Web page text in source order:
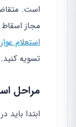
است.
مجاز
استعلام
تسویه کنید.
مراحل
ابتدا باید